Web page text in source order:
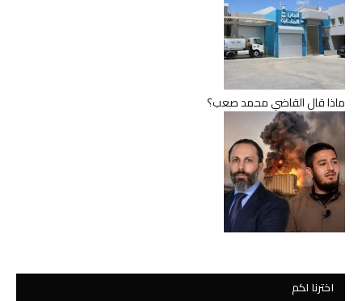
ماذا قال القاضي محمد صعب؟
اخترنا لكم